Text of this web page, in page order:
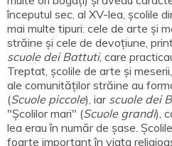
începutul sec. al XV-lea, școlile
mai multe tipuri: cele de arte și
străine și cele de devoțiune,
scuole dei Battuti, care
Treptat, școlile de arte și
ale comunităților străine au
(Scuole piccole), iar scuole dei
"Școlilor mari" (Scuole grandi),
lea erau în număr de șase.
foarte important în viața